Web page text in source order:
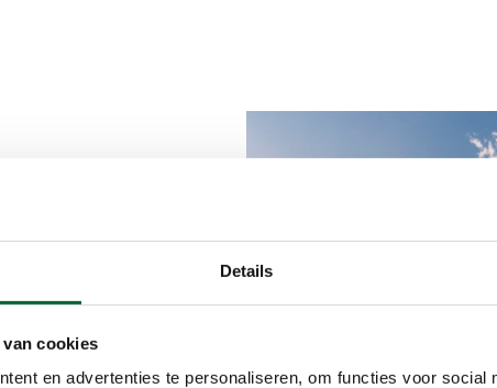
Details
cookies
en advertenties te personaliseren, om functies voor social
lijkt hier
Paarse